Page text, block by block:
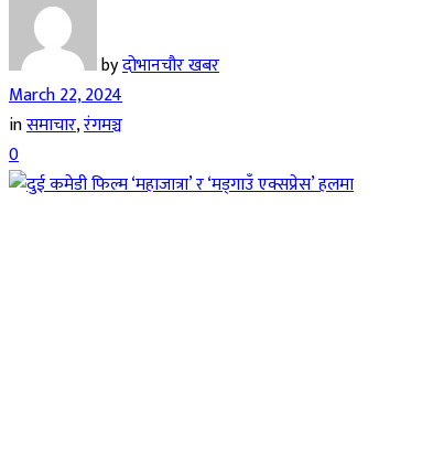
byदोभानचौर खबर
March 22, 2024
inसमाचार,रंगमञ्च
0